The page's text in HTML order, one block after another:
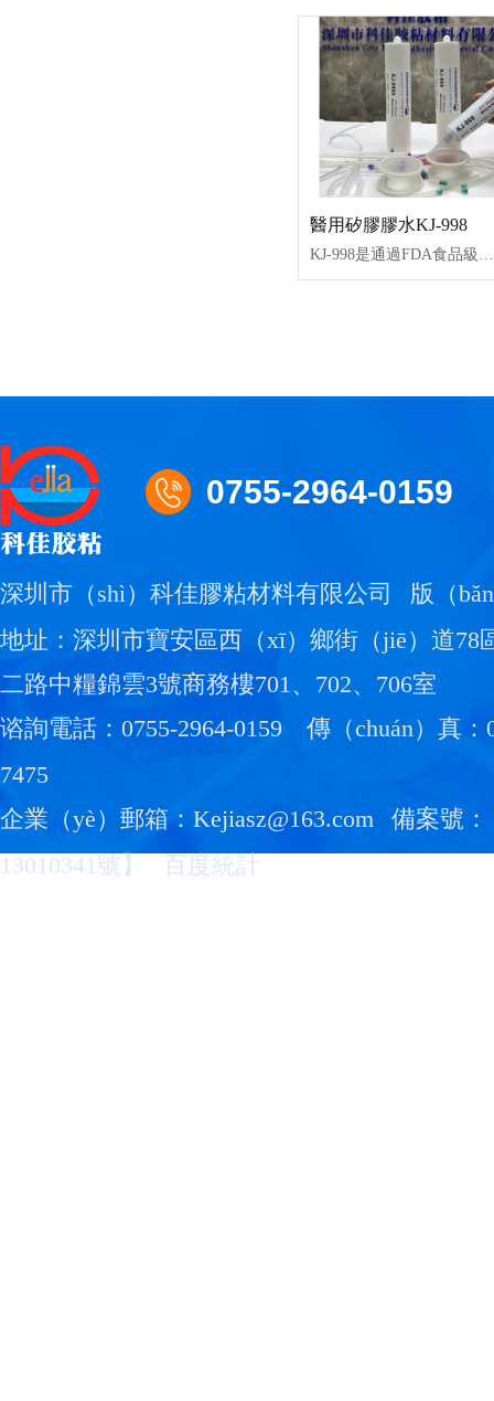
醫用矽膠膠水KJ-998
0755-2964-0159
深圳市（shì）科佳膠粘材料有限公司
版（
地址：深圳市寶安區西（xī）鄉街（jiē）道78
二路中糧錦雲3號商務樓701、702、706室
谘詢電話：0755-2964-0159
傳（chuán）真：
7475
企業（yè）郵箱：Kejiasz@163.com
備案號：
13010341號 】 百度統計